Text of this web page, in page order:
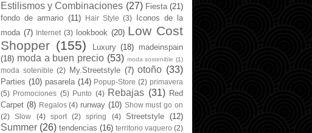
Estilismos y Combinaciones (27) Fiesta (21)
fondo de armario (11) Hair Style (3)
Iconos de la
moda (7) Internet (3) lookbook (20) Low Cost
Shopper (155) Luxury (18) madeinspain
(18) moda a buen precio (53) moda sostenible (1)
moda sotenible (2) My.Streetstyle (7) otoño (33)
Parties (10) pasarela (14) Popup-Store (2) primavera
(5) Promociones (5) Punto (4) Rebajas (31) Red
Carpet (8) Regalos (4) runway (10) Show must go on
(2)
Slow (4) sport (2) spring (4) Streetstyle (12)
Summer (26) tendencias (16) territorio vaquero (2)